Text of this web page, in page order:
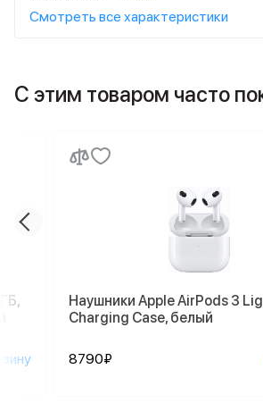
Смотреть все характеристики
С этим товаром часто
Наушники Apple AirPods 3
Charging Case, белый
8790₽